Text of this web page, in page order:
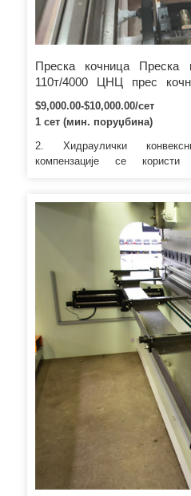
Преска кочница
110т/4000 ЦНЦ прес
контролом за
Комплетна производна
$9,000.00-$10,000.00/сет
1 сет (мин. поруџбина)
2. Хидраулички
компензације се
машина се третира каљењем,
прецизност машинске
систем усваја интегрисани
уградње цеви и усвајање
побољшава радну стабилност
леп и једноставан.